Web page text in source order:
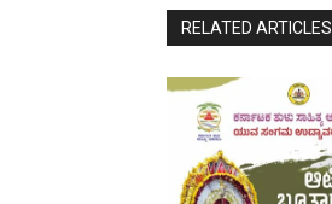
RELATED ARTICLES